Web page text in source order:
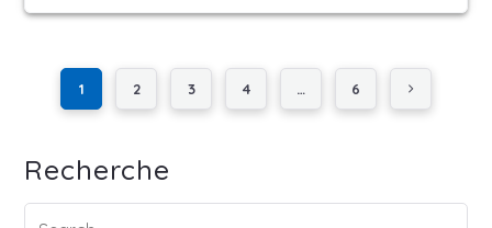
1 2 3 4 … 6
Recherche